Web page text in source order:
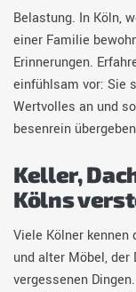
Belastung. In Köln,
einer Familie
Erinnerungen.
einfühlsam vor: Sie
Wertvolles an und
besenrein
Keller,
Kölns
Viele Kölner kennen
und alter Möbel,
vergessenen